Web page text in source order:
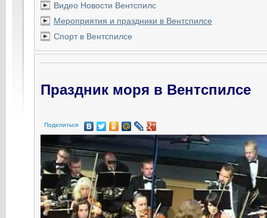
Видео Новости Вентспилс
Мероприятия и праздники в Вентспилсе
Спорт в Вентспилсе
Праздник моря в Вентспилсе
Поделиться